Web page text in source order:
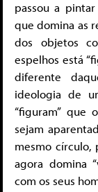
passou a
que domina as
dos objetos
espelhos está
diferente
ideologia de
“figuram” que
sejam
mesmo círculo,
agora domina
com os seus